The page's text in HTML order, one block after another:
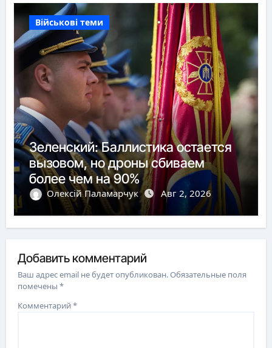
Військові теми
Зеленский: Баллистика остается
вызовом, но дроны сбиваем
более чем на 90%
Олексій Паламарчук Авг 2, 2026
Добавить комментарий
Ваш адрес email не будет опубликован.Обязательные поля
помечены*
Комментарий*